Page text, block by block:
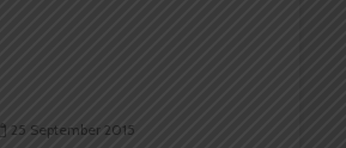
25 September 2015